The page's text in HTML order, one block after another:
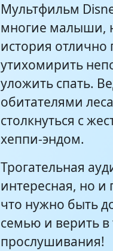
Мультфильм
многие малыши,
история отлично
утихомирить
уложить спать.
обитателями
столкнуться с
хеппи-эндом.
Трогательная
интересная, но и
что нужно быть
семью и верить в
прослушивания!